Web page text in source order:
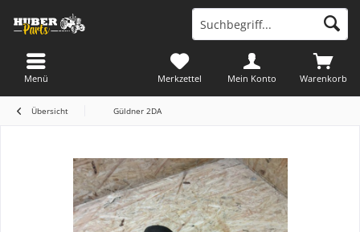
Warenkorb
Merkzettel Mein Konto
Menü
Übersicht Güldner 2DA